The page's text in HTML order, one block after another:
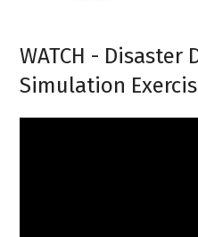
WATCH - Disaster
Simulation